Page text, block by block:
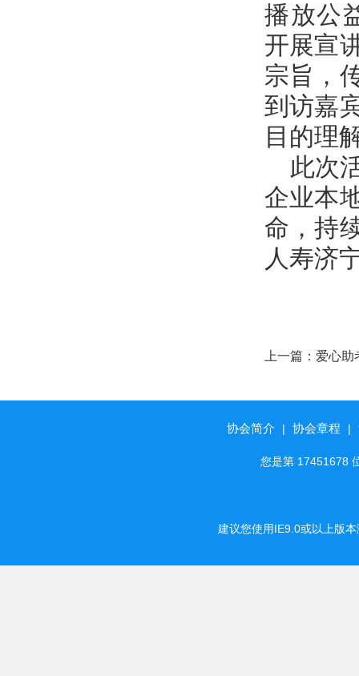
播放公
开展宣
宗旨，
到访嘉
目的理
此次
企业本
命，持
人寿济
上一篇： 爱心助
中高考爱心捐赠
协会简介
| 协会章程 |
您是第 17451678
建议您使用IE9.0或以上版